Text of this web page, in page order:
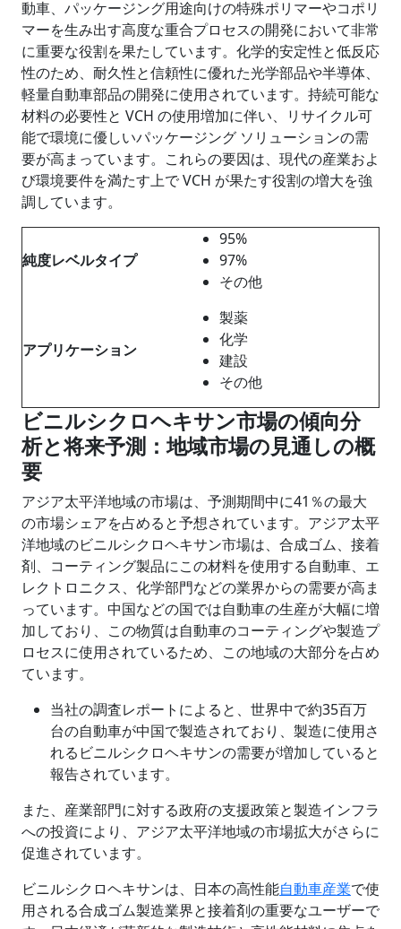
動車、パッケージング用途向けの特殊ポリマーやコポリ
マーを生み出す高度な重合プロセスの開発において非常
に重要な役割を果たしています。化学的安定性と低反応
性のため、耐久性と信頼性に優れた光学部品や半導体、
軽量自動車部品の開発に使用されています。持続可能な
材料の必要性と VCH の使用増加に伴い、リサイクル可
能で環境に優しいパッケージング ソリューションの需
要が高まっています。これらの要因は、現代の産業およ
び環境要件を満たす上で VCH が果たす役割の増大を強
調しています。
純度レベルタイプ
95%
97%
その他
アプリケーション
製薬
化学
建設
その他
ビニルシクロヘキサン市場の傾向分
析と将来予測：地域市場の見通しの概
要
アジア太平洋地域の市場は、予測期間中に41％の最大
の市場シェアを占めると予想されています。アジア太平
洋地域のビニルシクロヘキサン市場は、合成ゴム、接着
剤、コーティング製品にこの材料を使用する自動車、エ
レクトロニクス、化学部門などの業界からの需要が高ま
っています。中国などの国では自動車の生産が大幅に増
加しており、この物質は自動車のコーティングや製造プ
ロセスに使用されているため、この地域の大部分を占め
ています。
当社の調査レポートによると、世界中で約35百万
台の自動車が中国で製造されており、製造に使用さ
れるビニルシクロヘキサンの需要が増加していると
報告されています。
また、産業部門に対する政府の支援政策と製造インフラ
への投資により、アジア太平洋地域の市場拡大がさらに
促進されています。
ビニルシクロヘキサンは、日本の高性能自動車産業で使
用される合成ゴム製造業界と接着剤の重要なユーザーで